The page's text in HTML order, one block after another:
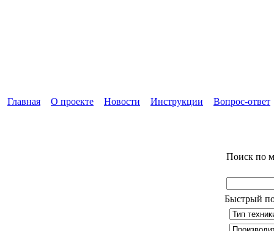
Главная О проекте Новости Инструкции Вопрос-ответ
Поиск по
Быстрый